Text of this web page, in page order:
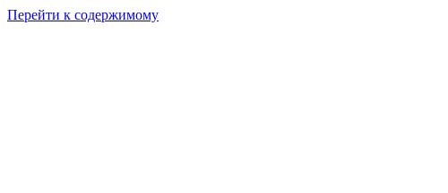
Перейти к содержимому